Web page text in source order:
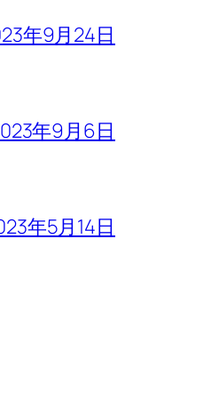
年9月24日
年9月6日
年5月14日